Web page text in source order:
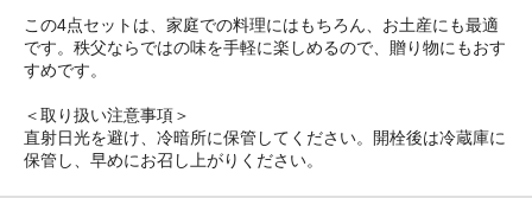
この4点セットは、家庭での料理にはもちろん、お土産にも最適
です。秩父ならではの味を手軽に楽しめるので、贈り物にもおす
すめです。
＜取り扱い注意事項＞
直射日光を避け、冷暗所に保管してください。開栓後は冷蔵庫に
保管し、早めにお召し上がりください。